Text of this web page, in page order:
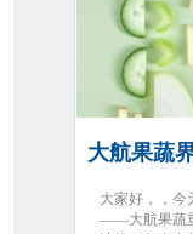
大家好，，今
——大航果蔬